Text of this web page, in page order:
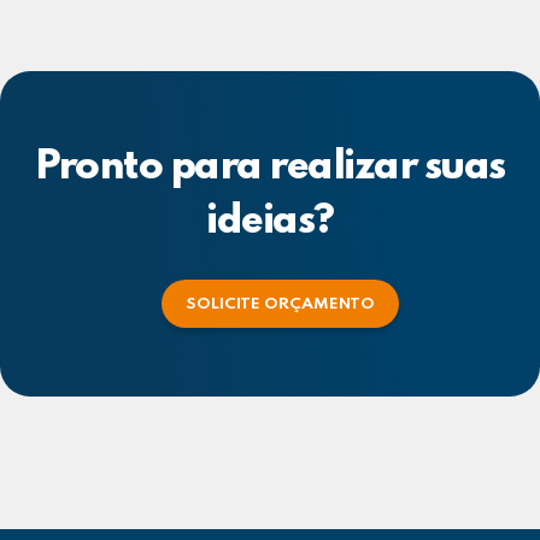
Pronto para realizar suas
ideias?
SOLICITE ORÇAMENTO